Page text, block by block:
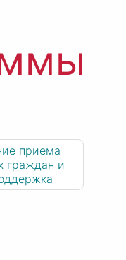
приема
граждан и